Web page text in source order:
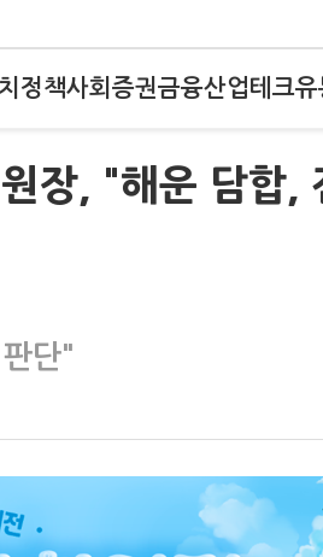
정책사회 증권금융산업테크유
장, "해운 담합,
단"